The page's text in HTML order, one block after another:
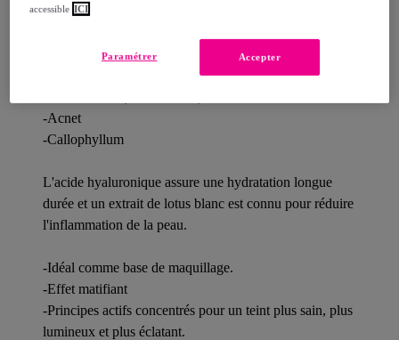
Le Jouvacnet Zone T Matifiant, Gel Crème Matifiant
-Enrichi en acide hyaluronique
-Acnet
-Callophyllum
L'acide hyaluronique assure une hydratation longue
durée et un extrait de lotus blanc est connu pour réduire
l'inflammation de la peau.
-Idéal comme base de maquillage.
-Effet matifiant
-Principes actifs concentrés pour un teint plus sain, plus
lumineux et plus éclatant.
accessible ICI
Accepter
Paramétrer